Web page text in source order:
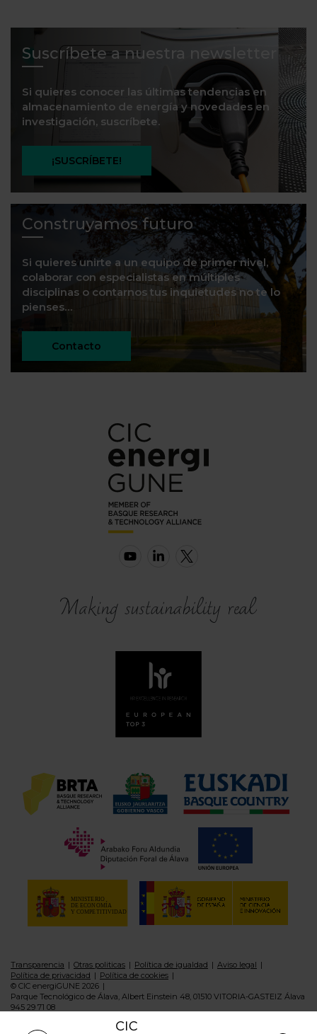
Suscríbete a nuestra newsletter
Si quieres conocer las últimas tendencias en
almacenamiento de energía y novedades en
investigación, suscríbete.
¡SUSCRÍBETE!
Construyamos futuro
Si quieres unirte a un equipo de primer nivel,
colaborar con especialistas en múltiples
disciplinas o contarnos tus inquietudes no te lo
pienses…
Contacto
Transparencia Otras politicas Política de igualdad
Aviso legal
Política de privacidad
Política de cookies
© CIC energiGUNE 2026
Parque Tecnológico de Álava, Albert Einstein 48, 01510 VITORIA-GASTEIZ Álava
945 29 71 08